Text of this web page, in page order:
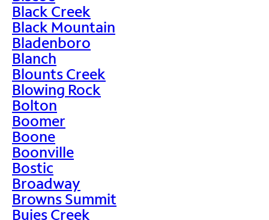
Black Creek
Black Mountain
Bladenboro
Blanch
Blounts Creek
Blowing Rock
Bolton
Boomer
Boone
Boonville
Bostic
Broadway
Browns Summit
Buies Creek